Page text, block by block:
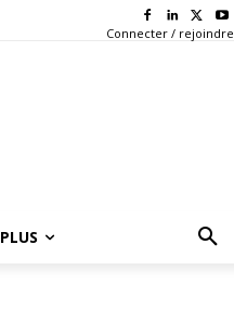
Connecter / rejoindre
PLUS